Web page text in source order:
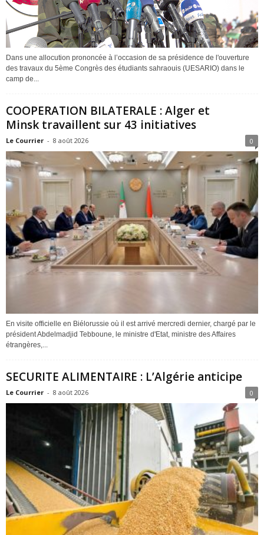
Dans une allocution prononcée à l’occasion de sa présidence de l'ouverture
des travaux du 5ème Congrès des étudiants sahraouis (UESARIO) dans le
camp de...
COOPERATION BILATERALE : Alger et
Minsk travaillent sur 43 initiatives
Le Courrier - 8 août 2026 0
En visite officielle en Biélorussie où il est arrivé mercredi dernier, chargé par le
président Abdelmadjid Tebboune, le ministre d'Etat, ministre des Affaires
étrangères,...
SECURITE ALIMENTAIRE : L’Algérie anticipe
Le Courrier - 8 août 2026 0